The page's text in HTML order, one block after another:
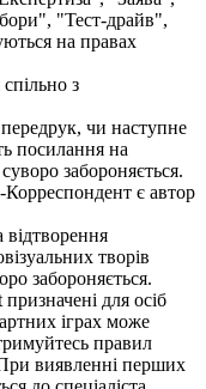
"Тест-драйв",
на правах
з
чи наступне
посилання на
забороняється.
Корреспондент є автор
відтворення
творів
забороняється.
для осіб
іграх може
правил
виявленні перших